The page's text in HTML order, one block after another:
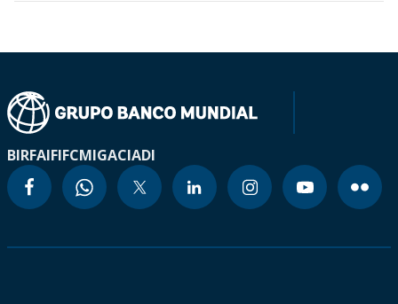
BIRFAIFIFCMIGACIADI